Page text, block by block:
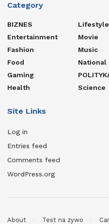
Category
BIZNES
Entertainment
Fashion
Food
Gaming
Health
Lifestyle
Movie
Music
National
Science
Site Links
Log in
Entries feed
Comments feed
WordPress.org
About Test na zywo